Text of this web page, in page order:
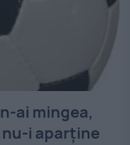
ai mingea,
i aparține